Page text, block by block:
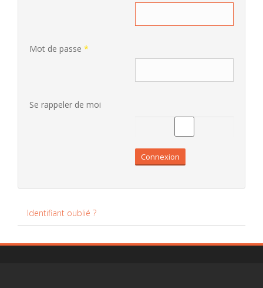
Mot de passe *
Se rappeler de moi
Connexion
Identifiant oublié ?